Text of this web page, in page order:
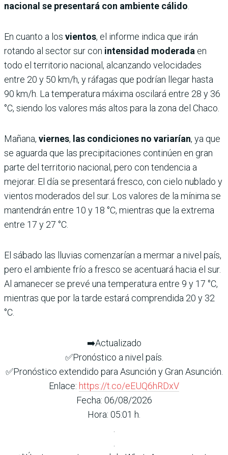
nacional se presentará con ambiente cálido.
En cuanto a los vientos, el informe indica que irán
rotando al sector sur con intensidad moderada en
todo el territorio nacional, alcanzando velocidades
entre 20 y 50 km/h, y ráfagas que podrían llegar hasta
90 km/h. La temperatura máxima oscilará entre 28 y 36
°C, siendo los valores más altos para la zona del Chaco.
Mañana, viernes, las condiciones no variarían, ya que
se aguarda que las precipitaciones continúen en gran
parte del territorio nacional, pero con tendencia a
mejorar. El día se presentará fresco, con cielo nublado y
vientos moderados del sur. Los valores de la mínima se
mantendrán entre 10 y 18 °C, mientras que la extrema
entre 17 y 27 °C.
El sábado las lluvias comenzarían a mermar a nivel país,
pero el ambiente frío a fresco se acentuará hacia el sur.
Al amanecer se prevé una temperatura entre 9 y 17 °C,
mientras que por la tarde estará comprendida 20 y 32
°C.
➡️Actualizado
✅Pronóstico a nivel país.
✅Pronóstico extendido para Asunción y Gran Asunción.
Enlace: https://t.co/eEUQ6hRDxV
Fecha: 06/08/2026
Hora: 05:01 h.
.
.